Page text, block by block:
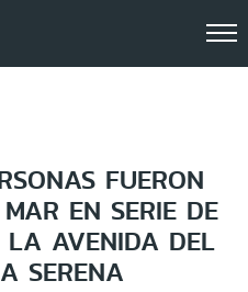
FUERON
EN SERIE DE
LA AVENIDA DEL
SERENA